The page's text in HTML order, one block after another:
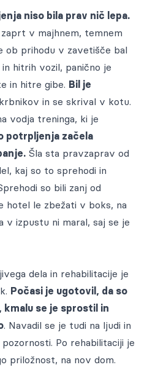
še več in vas vabimo, da
objave za medije
KONTAKT
niso bila prav nič lepa.
v majhnem, temnem
ob prihodu v zavetišče bal
hitrih vozil, panično je
in hitre gibe. Bil je
in se skrival v kotu.
vodja treninga, ki je
potrpljenja začela
Šla sta pravzaprav od
kaj so to sprehodi in
so bili zanj od
hotel le zbežati v boks, na
v izpustu ni maral, saj se je
dela in rehabilitacije je
Počasi je ugotovil, da so
se je sprostil in
. Navadil se je tudi na ljudi in
Po rehabilitaciji je
priložnost, na nov dom.